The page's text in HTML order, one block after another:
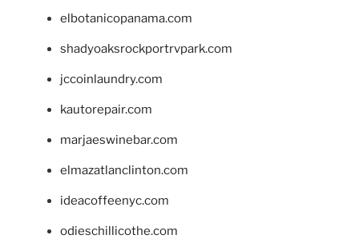
elbotanicopanama.com
shadyoaksrockportrvpark.com
jccoinlaundry.com
kautorepair.com
marjaeswinebar.com
elmazatlanclinton.com
ideacoffeenyc.com
odieschillicothe.com